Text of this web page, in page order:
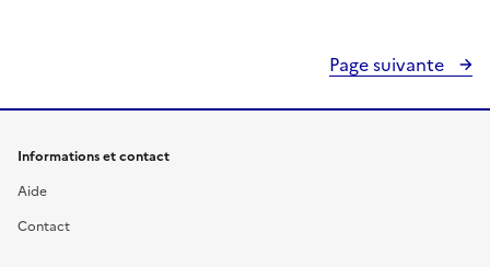
Page suivante
Informations et contact
Aide
Contact